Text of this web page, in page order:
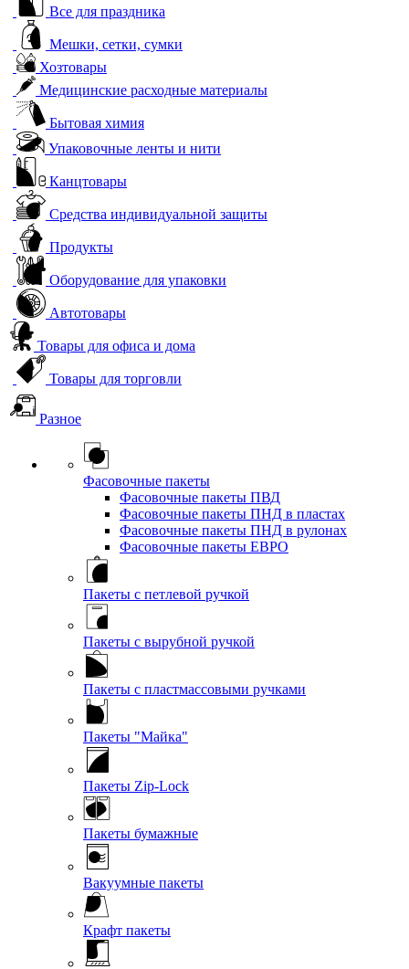
Все для праздника
Мешки, сетки, сумки
Хозтовары
Медицинские расходные материалы
Бытовая химия
Упаковочные ленты и нити
Канцтовары
Средства индивидуальной защиты
Продукты
Оборудование для упаковки
Автотовары
Товары для офиса и дома
Товары для торговли
Разное
Фасовочные пакеты
Фасовочные пакеты ПВД
Фасовочные пакеты ПНД в пластах
Фасовочные пакеты ПНД в рулонах
Фасовочные пакеты ЕВРО
Пакеты с петлевой ручкой
Пакеты с вырубной ручкой
Пакеты с пластмассовыми ручками
Пакеты "Майка"
Пакеты Zip-Lock
Пакеты бумажные
Вакуумные пакеты
Крафт пакеты